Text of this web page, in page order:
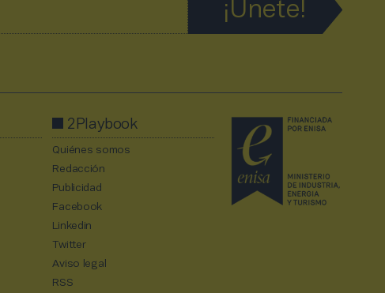
2Playbook
Quiénes somos
Redacción
Publicidad
Facebook
Linkedin
Twitter
Aviso legal
RSS